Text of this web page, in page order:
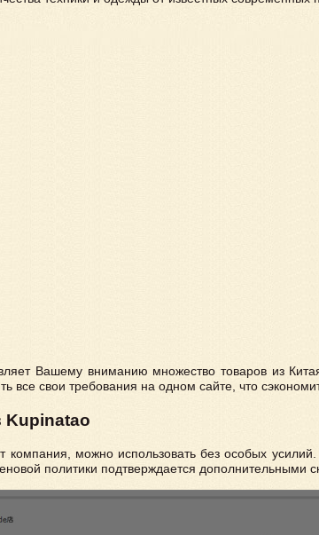
Вашему вниманию множество товаров из
все свои требования на одном сайте, что
Kupinatao
компания, можно использовать без особых
политики подтверждается дополнительными